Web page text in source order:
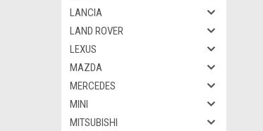
LANCIA
LAND ROVER
LEXUS
MAZDA
MERCEDES
MINI
MITSUBISHI